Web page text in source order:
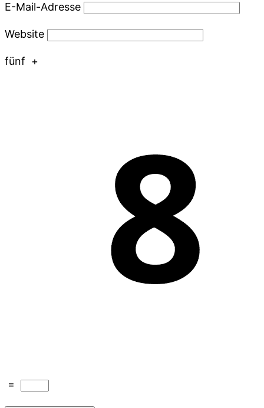
E-Mail-Adresse
Website
fünf +
=